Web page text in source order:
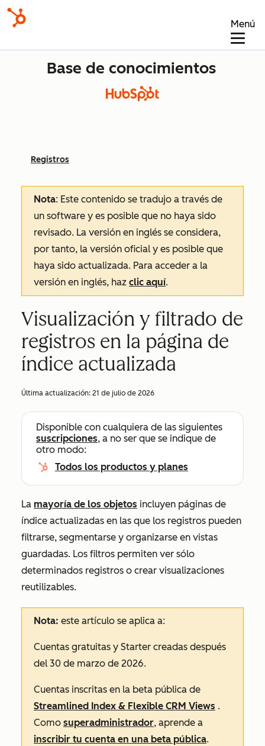
Menú
Base de conocimientos
Registros
Nota: Este contenido se tradujo a través de
un software y es posible que no haya sido
revisado. La versión en inglés se considera,
por tanto, la versión oficial y es posible que
haya sido actualizada. Para acceder a la
versión en inglés, haz clic aquí.
Visualización y filtrado de
registros en la página de
índice actualizada
Última actualización: 21 de julio de 2026
Disponible con cualquiera de las siguientes
suscripciones, a no ser que se indique de
otro modo:
Todos los productos y planes
La mayoría de los objetos incluyen páginas de
índice actualizadas en las que los registros pueden
filtrarse, segmentarse y organizarse en vistas
guardadas. Los filtros permiten ver sólo
determinados registros o crear visualizaciones
reutilizables.
Nota: este artículo se aplica a:
Cuentas gratuitas y Starter creadas después
del 30 de marzo de 2026.
Cuentas inscritas en la beta pública de
Streamlined Index & Flexible CRM Views .
Como superadministrador, aprende a
inscribir tu cuenta en una beta pública.